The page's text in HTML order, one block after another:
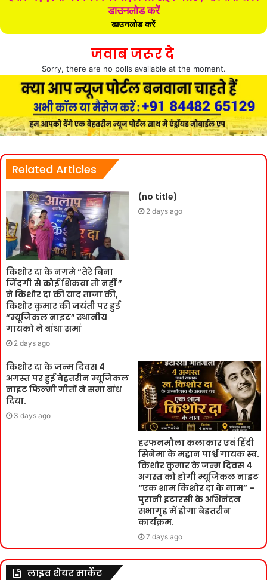
डाउनलोड करें
डाउनलोड करें
जवाब जरूर दे
Sorry, there are no polls available at the moment.
Related Articles
किशोर दा के नगमे “तेरे बिना
जिंदगी से कोई शिकवा तो नहीं ”
ने किशोर दा की याद ताजा की,
किशोर कुमार की जयंती पर हुई
“म्यूजिकल नाइट” स्थानीय
गायको ने बांधा समां
2 days ago
(no title)
2 days ago
किशोर दा के जन्म दिवस 4
अगस्त पर हुई बेहतरीन म्यूजिकल
नाइट फिल्मी गीतों ने समा बांध
दिया.
3 days ago
हरफनमौला कलाकार एवं हिंदी
सिनेमा के महान पार्श्व गायक स्व.
किशोर कुमार के जन्म दिवस 4
अगस्त को होगी म्यूजिकल नाइट
“एक शाम किशोर दा के नाम” –
पुरानी इटारसी के अभिनंदन
सभागृह में होगा बेहतरीन
कार्यक्रम.
7 days ago
लाइव शेयर मार्केट